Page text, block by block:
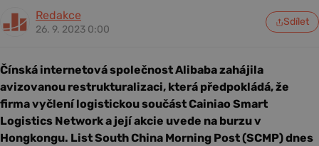
Redakce
26. 9. 2023 0:00
Sdílet
Čínská internetová společnost Alibaba zahájila
avizovanou restrukturalizaci, která předpokládá, že
firma vyčlení logistickou součást Cainiao Smart
Logistics Network a její akcie uvede na burzu v
Hongkongu. List South China Morning Post (SCMP) dnes